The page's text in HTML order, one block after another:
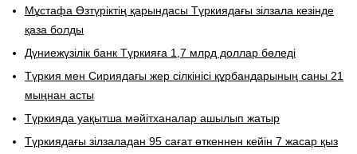
Мұстафа Өзтүріктің қарындасы Түркиядағы зілзала кезінде
қаза болды
Дүниежүзілік банк Түркияға 1,7 млрд доллар бөледі
Түркия мен Сириядағы жер сілкінісі құрбандарының саны 21
мыңнан асты
Түркияда уақытша мәйітханалар ашылып жатыр
Түркиядағы зілзаладан 95 сағат өткеннен кейін 7 жасар қыз